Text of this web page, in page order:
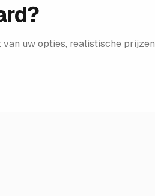
uw opties, realistische prijzen